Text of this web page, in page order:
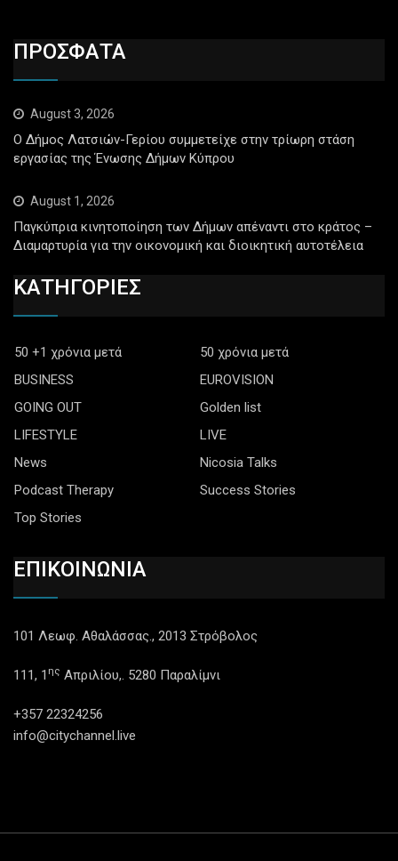
ΠΡΟΣΦΑΤΑ
August 3, 2026
Ο Δήμος Λατσιών-Γερίου συμμετείχε στην τρίωρη στάση
εργασίας της Ένωσης Δήμων Κύπρου
August 1, 2026
Παγκύπρια κινητοποίηση των Δήμων απέναντι στο κράτος –
Διαμαρτυρία για την οικονομική και διοικητική αυτοτέλεια
ΚΑΤΗΓΟΡΙΕΣ
50 +1 χρόνια μετά
50 χρόνια μετά
BUSINESS
EUROVISION
GOING OUT
Golden list
LIFESTYLE
LIVE
News
Nicosia Talks
Podcast Therapy
Success Stories
Top Stories
ΕΠΙΚΟΙΝΩΝΙΑ
101 Λεωφ. Αθαλάσσας., 2013 Στρόβολος
111, 1 ης Απριλίου,. 5280 Παραλίμνι
+357 22324256
info@citychannel.live